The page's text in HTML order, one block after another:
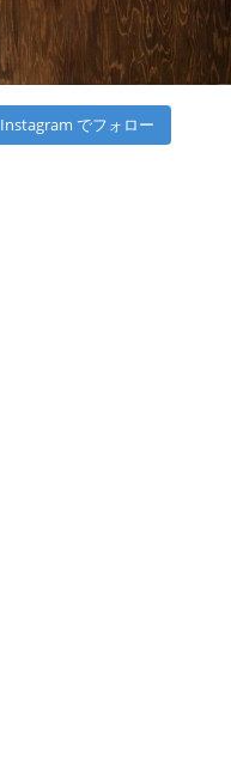
Instagram でフォロー